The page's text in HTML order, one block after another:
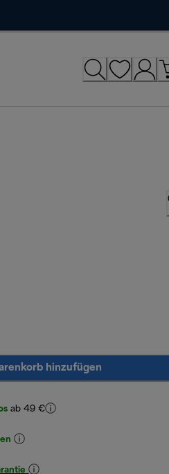
hinzufügen
ab 49 €